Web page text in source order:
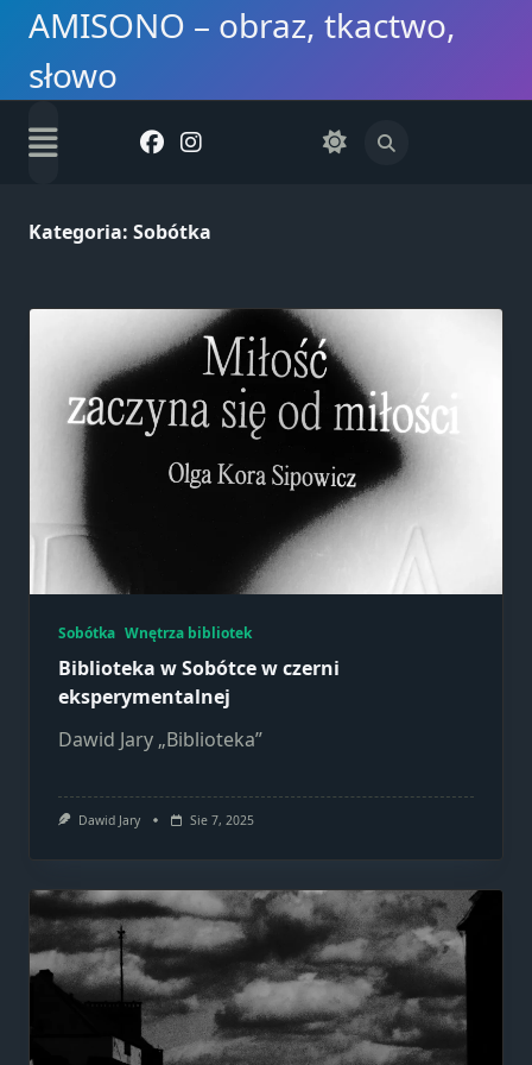
Skip
content
AMISONO – obraz, tkactwo,
słowo
Kategoria: Sobótka
Sobótka Wnętrza bibliotek
Biblioteka w Sobótce w czerni
eksperymentalnej
Dawid Jary „Biblioteka”
Dawid Jary Sie 7, 2025